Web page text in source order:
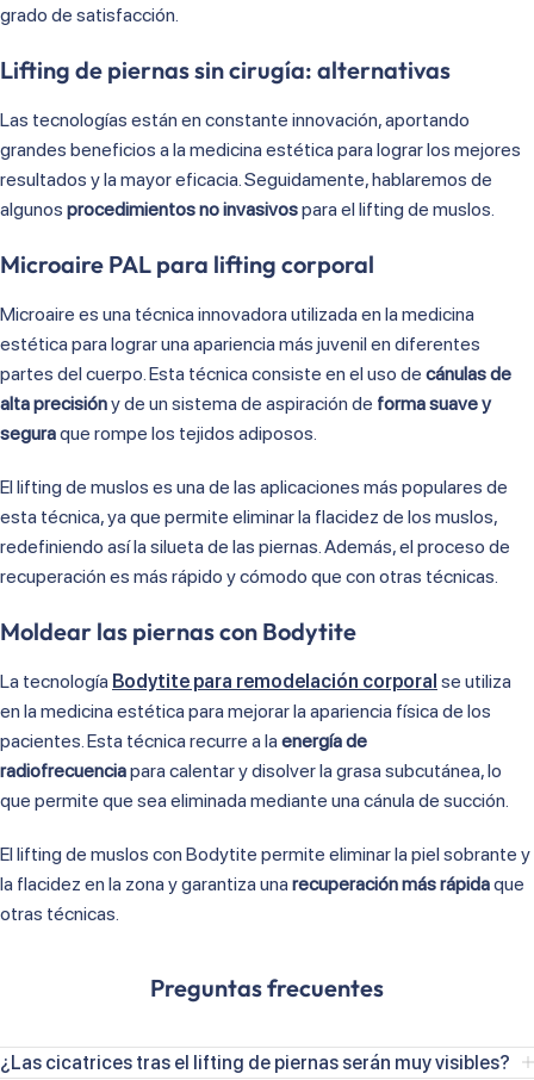
grado de satisfacción.
Lifting de piernas sin cirugía: alternativas
Las tecnologías están en constante innovación, aportando
grandes beneficios a la medicina estética para lograr los mejores
resultados y la mayor eficacia. Seguidamente, hablaremos de
algunos procedimientos no invasivospara el lifting de muslos.
Microaire PAL para lifting corporal
Microaire es una técnica innovadora utilizada en la medicina
estética para lograr una apariencia más juvenil en diferentes
partes del cuerpo. Esta técnica consiste en el uso de cánulas de
alta precisióny de un sistema de aspiración de forma suave y
seguraque rompe los tejidos adiposos.
El lifting de muslos es una de las aplicaciones más populares de
esta técnica, ya que permite eliminar la flacidez de los muslos,
redefiniendo así la silueta de las piernas. Además, el proceso de
recuperación es más rápido y cómodo que con otras técnicas.
Moldear las piernas con Bodytite
La tecnología Bodytite para remodelación corporal se utiliza
en la medicina estética para mejorar la apariencia física de los
pacientes. Esta técnica recurre a la energía de
radiofrecuenciapara calentar y disolver la grasa subcutánea, lo
que permite que sea eliminada mediante una cánula de succión.
El lifting de muslos con Bodytite permite eliminar la piel sobrante y
la flacidez en la zona y garantiza una recuperación más rápidaque
otras técnicas.
Preguntas frecuentes
¿Las cicatrices tras el lifting de piernas serán muy visibles?